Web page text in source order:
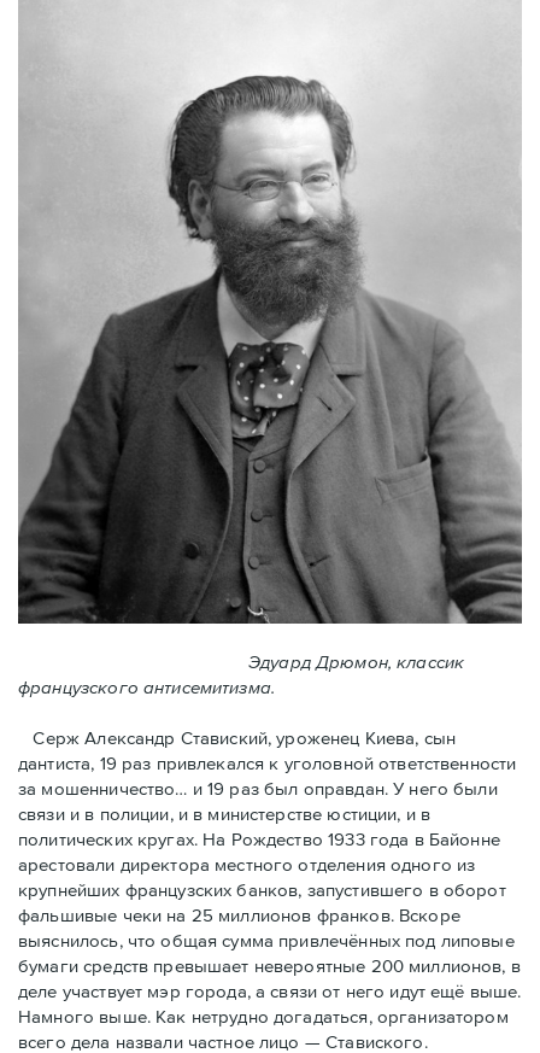
Эдуард Дрюмон, классик
французского антисемитизма.
Серж Александр Ставиский, уроженец Киева, сын
дантиста, 19 раз привлекался к уголовной ответственности
за мошенничество… и 19 раз был оправдан. У него были
связи и в полиции, и в министерстве юстиции, и в
политических кругах. На Рождество 1933 года в Байoнне
арестовали директора местного отделения одного из
крупнейших французских банков, запустившего в оборот
фальшивые чеки на 25 миллионов франков. Вскоре
выяснилось, что общая сумма привлечённых под липовые
бумаги средств превышает невероятные 200 миллионов, в
деле участвует мэр города, a связи от него идут ещё выше.
Намного выше. Как нетрудно догадаться, организатором
всего дела назвали частное лицо — Ставиского.